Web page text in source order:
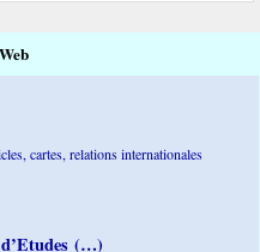
cartes, relations internationales
(…)